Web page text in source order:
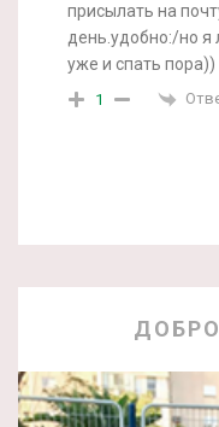
присылать на
день.удобно:/но я
уже и спать пора))
1